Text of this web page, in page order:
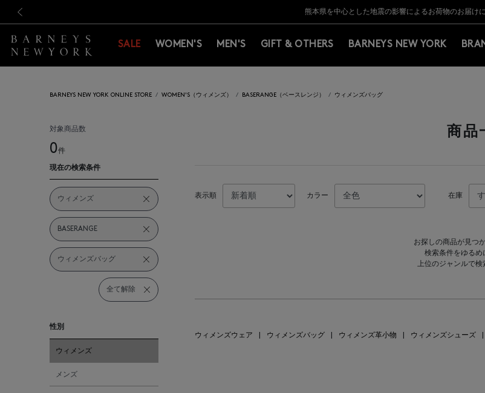
新規登録のお客様も対象！＜MY BARNEYS＞会員のお客様は11,000円（税込）以上のお買上
【夏季休業に伴う返品・交換承り一時停止のお知らせ】（
熊本県を中心とした地震の影響によるお荷物のお届け
【開催中】SUMMER SALEのご案内・ご注意事項
新規登録のお客様も対象！＜MY BARNEYS＞会員のお客様は11,000円（税込）以上のお買上
【夏季休業に伴う返品・交換承り一時停止のお知らせ】（
SALE WOMEN'S MEN'S GIFT & OTHERS BARNEYS NEW YORK
BARNEYS NEW YORK ONLINE STORE WOMEN'S（ウィメンズ） BASERANGE（ベースレンジ） ウィメンズバッグ
対象商品数
0件
現在の検索条件
ウィメンズ
BASERANGE
ウィメンズバッグ
全て解除
性別
ウィメンズ
メンズ
商品
表示順 カラー 在庫
お探しの商品が見つ
検索条件をゆるめ
上位のジャンルで検
ウィメンズウェア ウィメンズバッグ ウィメンズ革小物 ウィメンズシューズ